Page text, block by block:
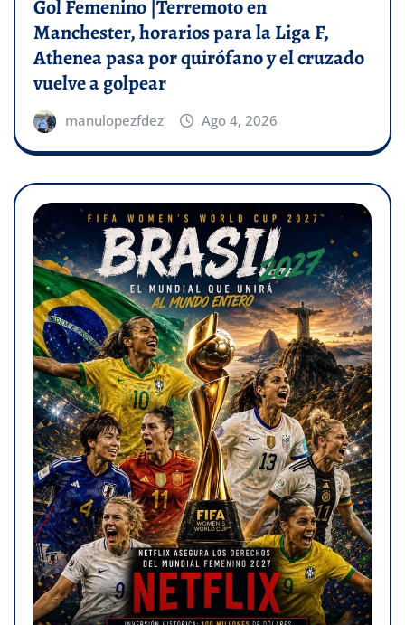
Gol Femenino |Terremoto en
Manchester, horarios para la Liga F,
Athenea pasa por quirófano y el cruzado
vuelve a golpear
manulopezfdez Ago 4, 2026